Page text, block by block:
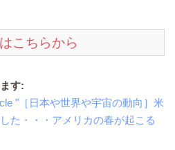
こちらから
す:
"［日本や世界や宇宙の動向］米
た・・・アメリカの春が起こる